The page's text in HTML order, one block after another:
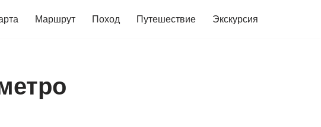
Маршрут Поход Путешествие Экскурсия